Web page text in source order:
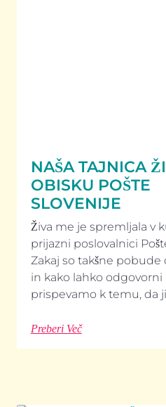
NAŠA TAJNICA
OBISKU POŠTE
SLOVENIJE
Živa me je spremljala v
prijazni poslovalnici
Zakaj so takšne pobude
in kako lahko odgovorni
prispevamo k temu, da
Preberi Več